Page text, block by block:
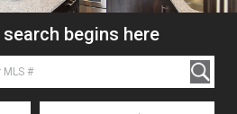
begins here